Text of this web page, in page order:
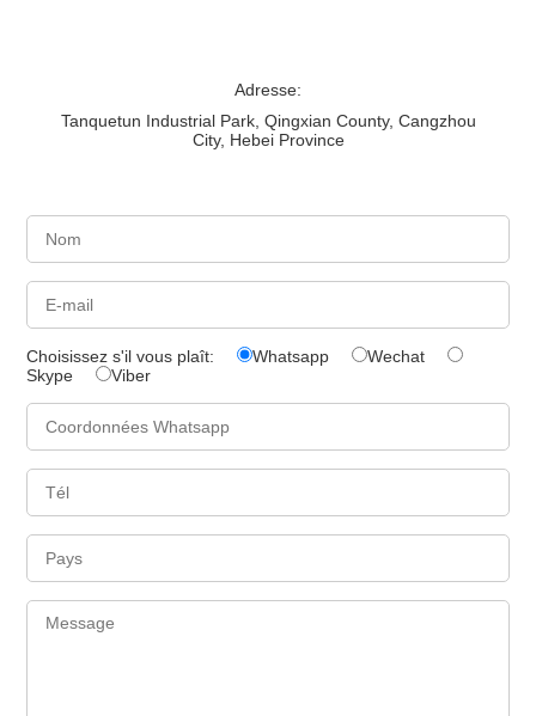
Adresse:
Tanquetun Industrial Park, Qingxian County, Cangzhou
City, Hebei Province
Choisissez s'il vous plaît: Whatsapp
Wechat
Skype
Viber